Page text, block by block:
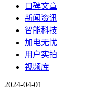
口碑文章
新闻资讯
智能科技
加电无忧
用户实拍
视频库
2024-04-01